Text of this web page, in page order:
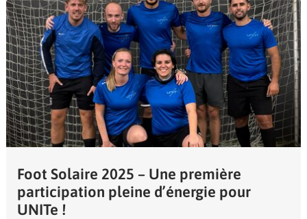
Foot Solaire 2025 – Une première
participation pleine d’énergie pour
UNITe !